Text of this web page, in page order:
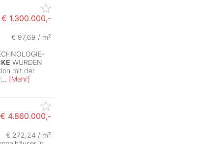
€ 1.300.000,-
€ 97,69 / m²
WURDEN
mit der
... [Mehr]
€ 4.860.000,-
€ 272,24 / m²